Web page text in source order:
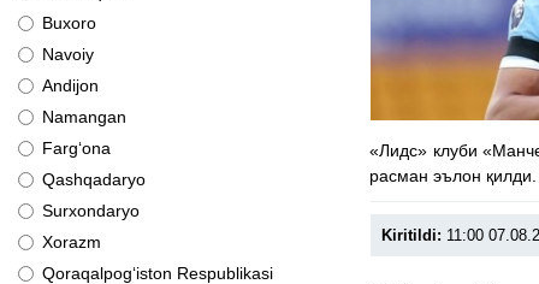
Buxoro
Navoiy
Andijon
Namangan
Farg‘ona
Qashqadaryo
Surxondaryo
Xorazm
Qoraqalpog‘iston Respublikasi
«Лидс» клуби
расман эълон қилди.
Kiritildi: 11:00